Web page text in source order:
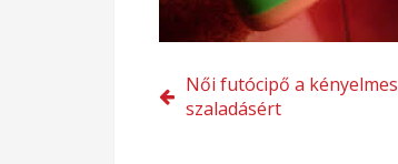
Bejegyzés
Női futócipő a kényelmes
szaladásért